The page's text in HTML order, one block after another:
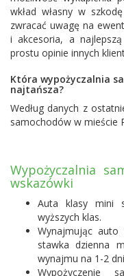
wkład własny w
zwracać uwagę na
i akcesoria, a
prostu opinie innych
Która wypożyczalnia
najtańsza?
Według danych z
samochodów w mieście
Wypożyczalnia
wskazówki
Auta klasy mini
wyższych klas.
Wynajmując auto
stawka dzienna
wynajmu na 1-2
Wypożyczenie